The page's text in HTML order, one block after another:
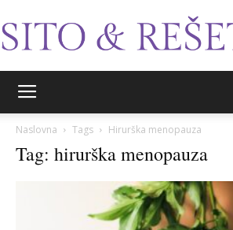
Naslovna Tags Hirurška menopauza
Tag: hirurška menopauza